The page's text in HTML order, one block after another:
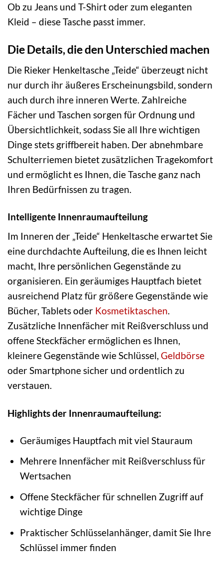
Ob zu Jeans und T-Shirt oder zum eleganten
Kleid – diese Tasche passt immer.
Die Details, die den Unterschied machen
Die Rieker Henkeltasche „Teide“ überzeugt nicht
nur durch ihr äußeres Erscheinungsbild, sondern
auch durch ihre inneren Werte. Zahlreiche
Fächer und Taschen sorgen für Ordnung und
Übersichtlichkeit, sodass Sie all Ihre wichtigen
Dinge stets griffbereit haben. Der abnehmbare
Schulterriemen bietet zusätzlichen Tragekomfort
und ermöglicht es Ihnen, die Tasche ganz nach
Ihren Bedürfnissen zu tragen.
Intelligente Innenraumaufteilung
Im Inneren der „Teide“ Henkeltasche erwartet Sie
eine durchdachte Aufteilung, die es Ihnen leicht
macht, Ihre persönlichen Gegenstände zu
organisieren. Ein geräumiges Hauptfach bietet
ausreichend Platz für größere Gegenstände wie
Bücher, Tablets oder Kosmetiktaschen.
Zusätzliche Innenfächer mit Reißverschluss und
offene Steckfächer ermöglichen es Ihnen,
kleinere Gegenstände wie Schlüssel, Geldbörse
oder Smartphone sicher und ordentlich zu
verstauen.
Highlights der Innenraumaufteilung:
Geräumiges Hauptfach mit viel Stauraum
Mehrere Innenfächer mit Reißverschluss für
Wertsachen
Offene Steckfächer für schnellen Zugriff auf
wichtige Dinge
Praktischer Schlüsselanhänger, damit Sie Ihre
Schlüssel immer finden